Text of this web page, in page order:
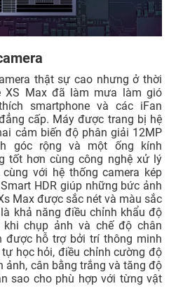
thật sự cao nhưng ở thời
XS Max đã làm mưa làm gió
smartphone và các iFan
cấp. Máy được trang bị hệ
cảm biến độ phân giải 12MP
góc rộng và một ống kính
tốt hơn cùng công nghệ xử lý
với hệ thống camera kép
HDR giúp những bức ảnh
Max được sắc nét và màu sắc
khả năng điều chỉnh khẩu độ
chụp ảnh và chế độ chân
được hỗ trợ bởi trí thông minh
học hỏi, điều chỉnh cường độ
ảnh, cân bằng trắng và tăng độ
sao cho phù hợp với từng vật